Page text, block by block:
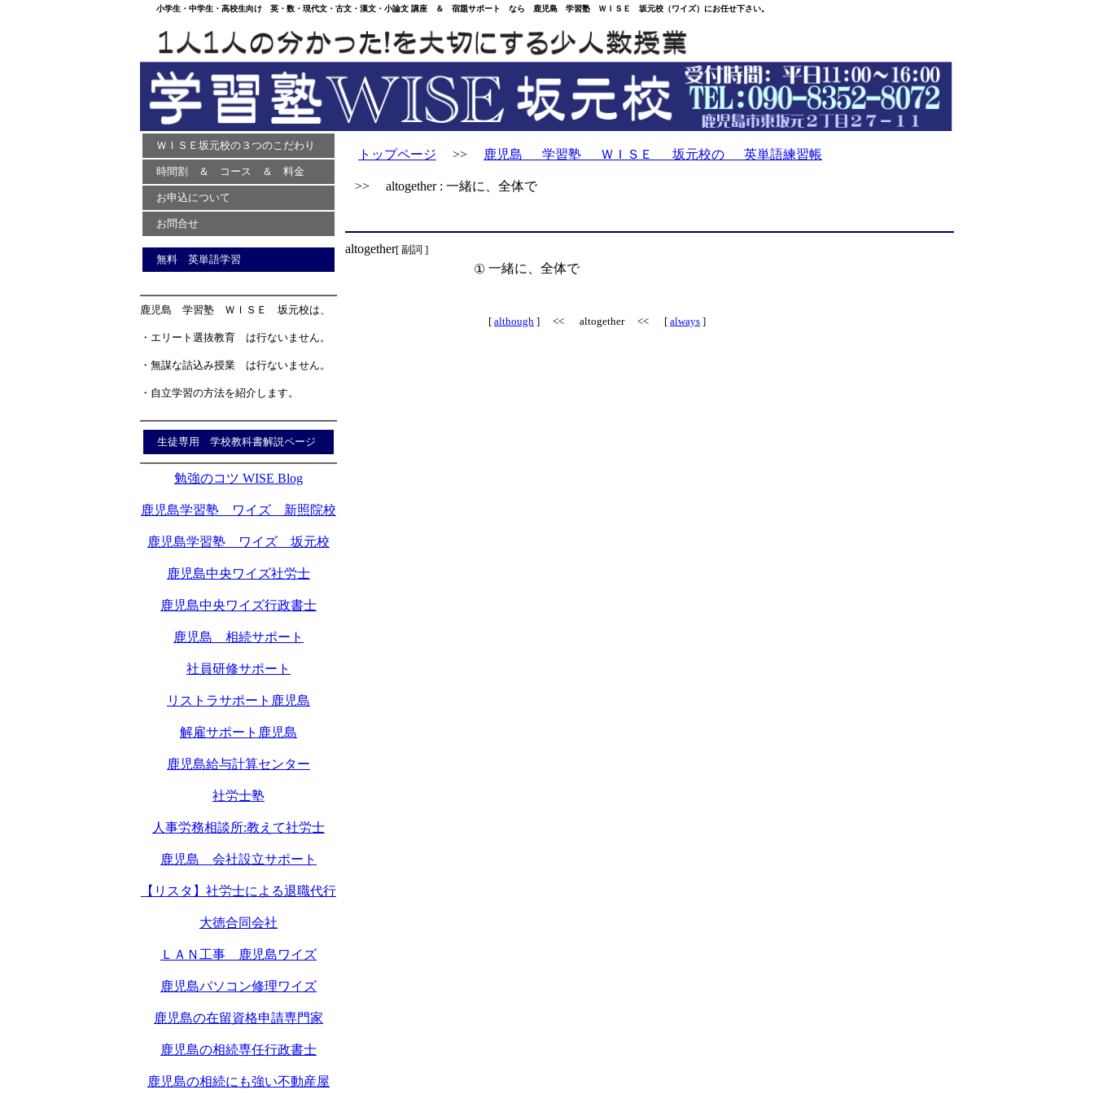
小学生・中学生・高校生向け 英・数・現代文・古文・漢文・小論文 講座 ＆ 宿題サポート なら 鹿児島 学習塾 ＷＩＳＥ 坂元校（ワイズ）にお任せ下さい。
ＷＩＳＥ坂元校の３つのこだわり
時間割 ＆ コース ＆ 料金
お申込について
お問合せ
無料 英単語学習
鹿児島 学習塾 ＷＩＳＥ 坂元校は、
・エリート選抜教育 は行ないません。
・無謀な詰込み授業 は行ないません。
・自立学習の方法を紹介します。
生徒専用 学校教科書解説ページ
勉強のコツ WISE Blog
鹿児島学習塾 ワイズ 新照院校
鹿児島学習塾 ワイズ 坂元校
鹿児島中央ワイズ社労士
鹿児島中央ワイズ行政書士
鹿児島 相続サポート
社員研修サポート
リストラサポート鹿児島
解雇サポート鹿児島
鹿児島給与計算センター
社労士塾
人事労務相談所:教えて社労士
鹿児島 会社設立サポート
【リスタ】社労士による退職代行
大徳合同会社
ＬＡＮ工事 鹿児島ワイズ
鹿児島パソコン修理ワイズ
鹿児島の在留資格申請専門家
鹿児島の相続専任行政書士
鹿児島の相続にも強い不動産屋
トップページ >> 鹿児島 学習塾 ＷＩＳＥ 坂元校の 英単語練習帳
>> altogether : 一緒に、全体で
altogether[ 副詞 ]
① 一緒に、全体で
[ although ] << altogether << [ always ]